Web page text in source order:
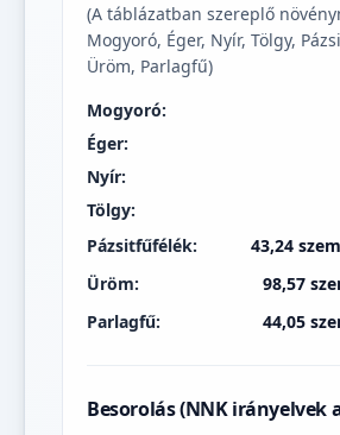
(A táblázatban szereplő
Mogyoró, Éger, Nyír, Tölgy,
Üröm, Parlagfű)
Mogyoró:
Éger:
Nyír:
Tölgy:
Pázsitfűfélék:
43,24
Üröm: 98,57
Parlagfű: 44,05
Besorolás (NNK irányelvek